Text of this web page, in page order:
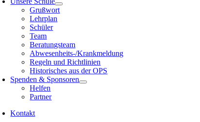
Grußwort
Lehrplan
Schüler
Team
Beratungsteam
Abwesenheits-/Krankmeldung
Regeln und Richtlinien
Historisches aus der OPS
Spenden & Sponsoren
Helfen
Partner
Kontakt